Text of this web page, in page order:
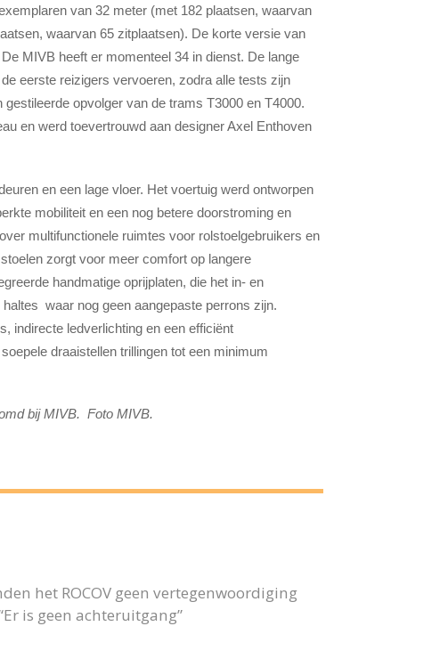
van 32 meter (met 182 plaatsen, waarvan
waarvan 65 zitplaatsen). De korte versie van
MIVB heeft er momenteel 34 in dienst. De lange
eerste reizigers vervoeren, zodra alle tests zijn
opvolger van de trams T3000 en T4000.
en werd toevertrouwd aan designer Axel Enthoven
en een lage vloer. Het voertuig werd ontworpen
mobiliteit en een nog betere doorstroming en
multifunctionele ruimtes voor rolstoelgebruikers en
zorgt voor meer comfort op langere
handmatige oprijplaten, die het in- en
waar nog geen aangepaste perrons zijn.
indirecte ledverlichting en een efficiënt
draaistellen trillingen tot een minimum
bij MIVB. Foto MIVB.
het ROCOV geen vertegenwoordiging
is geen achteruitgang”